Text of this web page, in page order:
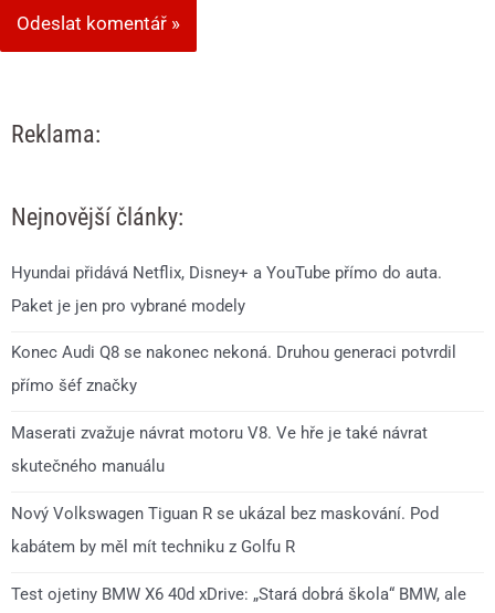
Reklama:
Nejnovější články:
Hyundai přidává Netflix, Disney+ a YouTube přímo do auta.
Paket je jen pro vybrané modely
Konec Audi Q8 se nakonec nekoná. Druhou generaci potvrdil
přímo šéf značky
Maserati zvažuje návrat motoru V8. Ve hře je také návrat
skutečného manuálu
Nový Volkswagen Tiguan R se ukázal bez maskování. Pod
kabátem by měl mít techniku z Golfu R
Test ojetiny BMW X6 40d xDrive: „Stará dobrá škola“ BMW, ale